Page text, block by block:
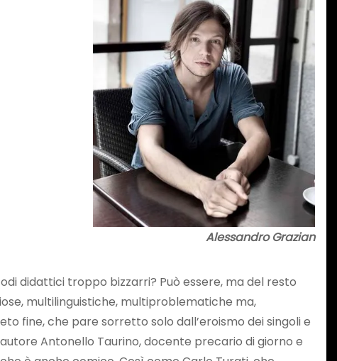
Alessandro Grazian
didattici troppo bizzarri? Può essere, ma del resto
multilinguistiche, multiproblematiche ma,
fine, che pare sorretto solo dall’eroismo dei singoli e
Antonello Taurino, docente precario di giorno e